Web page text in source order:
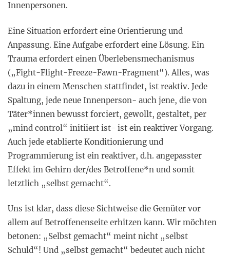
Innenpersonen.
Eine Situation erfordert eine Orientierung und
Anpassung. Eine Aufgabe erfordert eine Lösung. Ein
Trauma erfordert einen Überlebensmechanismus
(„Fight-Flight-Freeze-Fawn-Fragment“). Alles, was
dazu in einem Menschen stattfindet, ist reaktiv. Jede
Spaltung, jede neue Innenperson- auch jene, die von
Täter*innen bewusst forciert, gewollt, gestaltet, per
„mind control“ initiiert ist- ist ein reaktiver Vorgang.
Auch jede etablierte Konditionierung und
Programmierung ist ein reaktiver, d.h. angepasster
Effekt im Gehirn der/des Betroffene*n und somit
letztlich „selbst gemacht“.
Uns ist klar, dass diese Sichtweise die Gemüter vor
allem auf Betroffenenseite erhitzen kann. Wir möchten
betonen: „Selbst gemacht“ meint nicht „selbst
Schuld“! Und „selbst gemacht“ bedeutet auch nicht